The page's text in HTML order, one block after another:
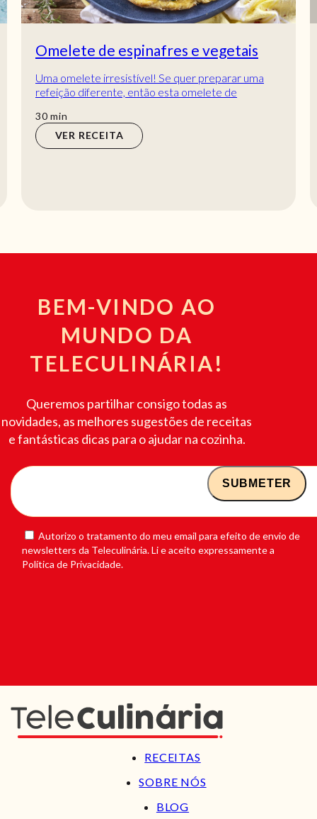
Omelete de espinafres e vegetais
Uma omelete irresistível! Se quer preparar uma
refeição diferente, então esta omelete de
há...
30min
min
VER RECEITA
BEM-VINDO AO
MUNDO DA
TELECULINÁRIA!
Queremos partilhar consigo todas as
novidades, as melhores sugestões de receitas
e fantásticas dicas para o ajudar na cozinha.
Autorizo o tratamento do meu email para efeito de envio de
newsletters da Teleculinária. Li e aceito expressamente a
Política de Privacidade.
RECEITAS
SOBRE NÓS
BLOG